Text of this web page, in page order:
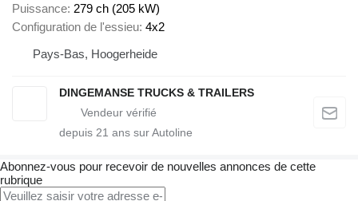
Puissance 279 ch (205 kW)
Configuration de l'essieu 4x2
Pays-Bas, Hoogerheide
DINGEMANSE TRUCKS & TRAILERS
depuis 21 ans sur Autoline
Abonnez-vous pour recevoir de nouvelles annonces de cette
rubrique